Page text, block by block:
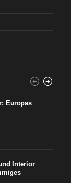
Europas
Interior